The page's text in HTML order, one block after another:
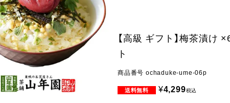
【高級 ギフト】梅茶漬け
ト
商品番号 ochaduke-ume-06p
¥4,299税込